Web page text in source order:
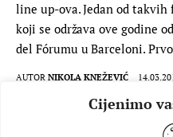
Cijenimo
line up-ova. Jedan od
koji se održava ove godine
del Fórumu u Barceloni.
AUTOR NIKOLA KNEŽEVIĆ